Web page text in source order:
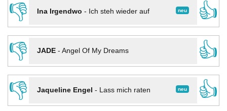
👎
neu
Ina Irgendwo - Ich steh wieder auf
👍
👎
JADE- Angel Of My Dreams
👍
👎
neu
Jaqueline Engel - Lass mich raten
👍